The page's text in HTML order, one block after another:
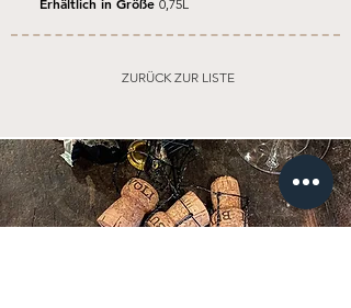
0,75L
ZURÜCK ZUR LISTE